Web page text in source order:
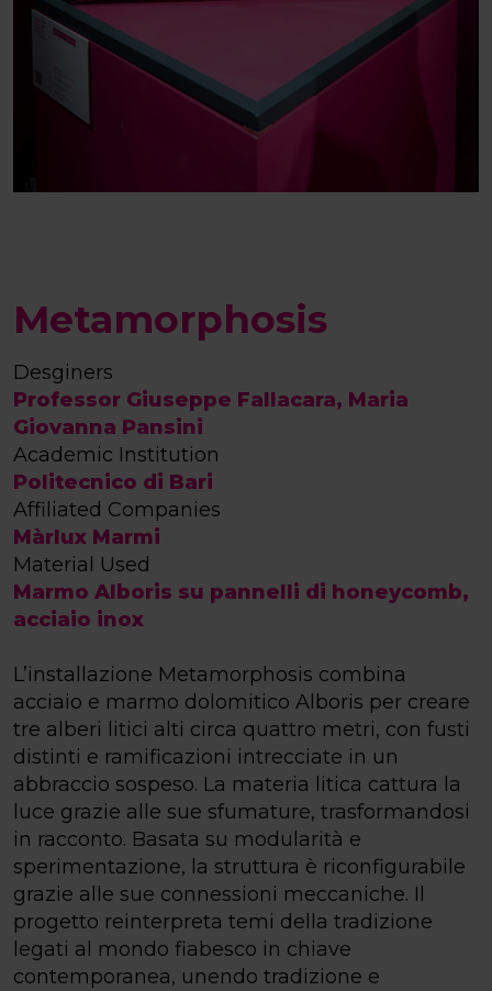
Metamorphosis
Desginers
Professor Giuseppe Fallacara, Maria
Giovanna Pansini
Academic Institution
Politecnico di Bari
Affiliated Companies
Màrlux Marmi
Material Used
Marmo Alboris su pannelli di honeycomb,
acciaio inox
L’installazione Metamorphosis combina
acciaio e marmo dolomitico Alboris per creare
tre alberi litici alti circa quattro metri, con fusti
distinti e ramificazioni intrecciate in un
abbraccio sospeso. La materia litica cattura la
luce grazie alle sue sfumature, trasformandosi
in racconto. Basata su modularità e
sperimentazione, la struttura è riconfigurabile
grazie alle sue connessioni meccaniche. Il
progetto reinterpreta temi della tradizione
legati al mondo fiabesco in chiave
contemporanea, unendo tradizione e